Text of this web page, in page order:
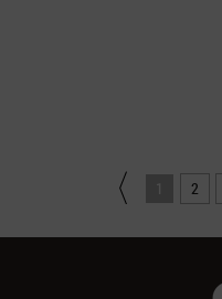
1 2